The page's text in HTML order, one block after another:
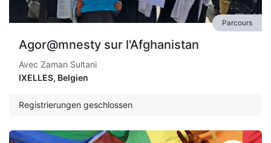
Agor@mnesty sur l'Afghanistan
Avec Zaman Sultani
Parcours
IXELLES, Belgien
Registrierungen geschlossen